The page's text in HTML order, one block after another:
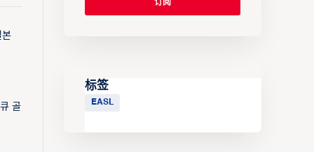
본
골
标签
EASL